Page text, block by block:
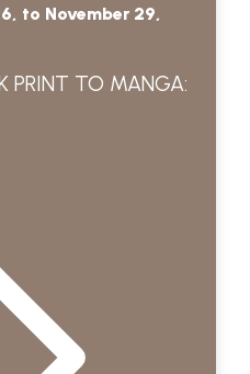
to November 29,
PRINT TO MANGA: